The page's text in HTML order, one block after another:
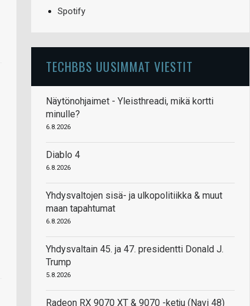
Spotify
TECHBBS UUSIMMAT VIESTIT
Näytönohjaimet - Yleisthreadi, mikä kortti
minulle?
6.8.2026
Diablo 4
6.8.2026
Yhdysvaltojen sisä- ja ulkopolitiikka & muut
maan tapahtumat
6.8.2026
Yhdysvaltain 45. ja 47. presidentti Donald J.
Trump
5.8.2026
Radeon RX 9070 XT & 9070 -ketju (Navi 48)